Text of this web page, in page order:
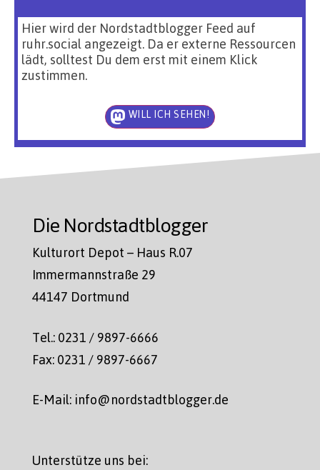
Hier wird der Nordstadtblogger Feed auf
ruhr.social angezeigt. Da er externe Ressourcen
lädt, solltest Du dem erst mit einem Klick
zustimmen.
WILL ICH SEHEN!
Die Nordstadtblogger
Kulturort Depot – Haus R.07
Immermannstraße 29
44147 Dortmund
Tel.: 0231 / 9897-6666
Fax: 0231 / 9897-6667
E-Mail: info@nordstadtblogger.de
Unterstütze uns bei: